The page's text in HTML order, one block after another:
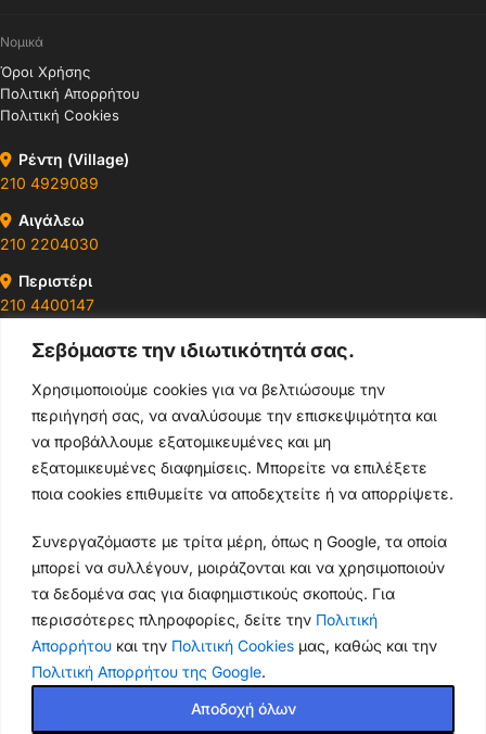
Σεβόμαστε την ιδιωτικότητά σας.
Χρησιμοποιούμε cookies για να βελτιώσουμε την
περιήγησή σας, να αναλύσουμε την επισκεψιμότητα και
να προβάλλουμε εξατομικευμένες και μη
εξατομικευμένες διαφημίσεις. Μπορείτε να επιλέξετε
ποια cookies επιθυμείτε να αποδεχτείτε ή να απορρίψετε.
Συνεργαζόμαστε με τρίτα μέρη, όπως η Google, τα οποία
μπορεί να συλλέγουν, μοιράζονται και να χρησιμοποιούν
τα δεδομένα σας για διαφημιστικούς σκοπούς. Για
περισσότερες πληροφορίες, δείτε την Πολιτική
Απορρήτου και την Πολιτική Cookies μας, καθώς και την
Πολιτική Απορρήτου της Google.
Αποδοχή όλων
Νομικά
Όροι Χρήσης
Πολιτική Απορρήτου
Πολιτική Cookies
Ρέντη (Village)
210 4929089
Αιγάλεω
210 2204030
Περιστέρι
210 4400147
Ωράρια & Διευθύνσεις →
210 4929089
Κεντρικό τηλέφωνο
info@thikishop.gr
Δευ - Σάβ: 10:00 - 21:00
ΔΩΡΕΑΝ ΑΠΟΣΤΟΛΗ
για παραγγελίες άνω των 35€
Copyright 2025 Powered by ThikiShop.